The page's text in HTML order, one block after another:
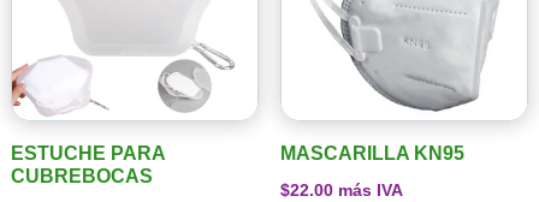
ESTUCHE PARA
CUBREBOCAS
MASCARILLA KN95
$22.00más IVA